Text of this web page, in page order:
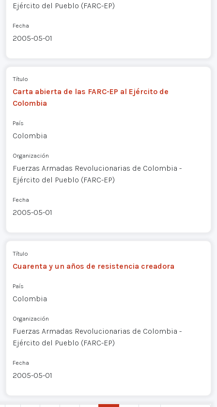
Ejército del Pueblo (FARC-EP)
Fecha
2005-05-01
Título
Carta abierta de las FARC-EP al Ejército de
Colombia
País
Colombia
Organización
Fuerzas Armadas Revolucionarias de Colombia -
Ejército del Pueblo (FARC-EP)
Fecha
2005-05-01
Título
Cuarenta y un años de resistencia creadora
País
Colombia
Organización
Fuerzas Armadas Revolucionarias de Colombia -
Ejército del Pueblo (FARC-EP)
Fecha
2005-05-01